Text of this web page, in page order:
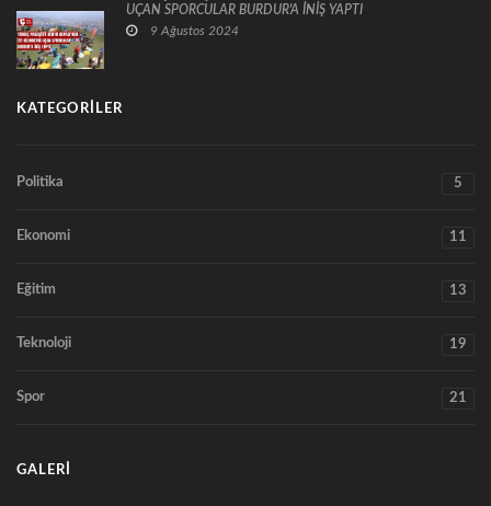
UÇAN SPORCULAR BURDUR'A İNİŞ YAPTI
9 Ağustos 2024
KATEGORILER
Politika 5
Ekonomi 11
Eğitim 13
Teknoloji 19
Spor 21
GALERI